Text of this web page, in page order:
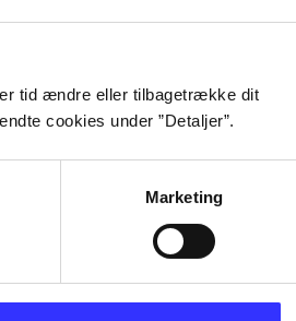
tid ændre eller tilbagetrække dit
cookies under ”Detaljer”.
Marketing